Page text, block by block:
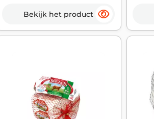
Bekijk het product